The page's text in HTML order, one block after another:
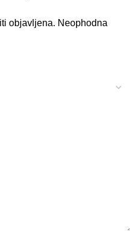
objavljena. Neophodna